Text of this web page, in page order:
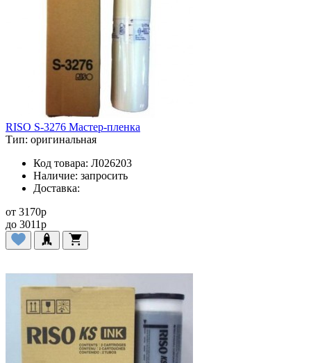
RISO S-3276 Мастер-пленка
Тип: оригинальная
Код товара: Л026203
Наличие: запросить
Доставка:
от 3170p
до 3011p